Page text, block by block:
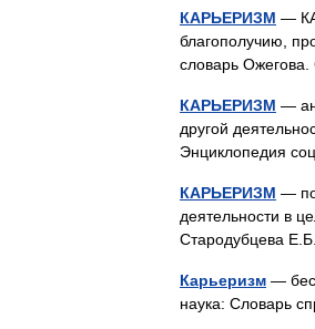
КАРЬЕРИЗМ —
благополучию,
словарь
КАРЬЕРИЗМ —
другой
Энциклопедия
КАРЬЕРИЗМ —
деятельности в
Стародубцева
Карьеризм —
наука: Словарь